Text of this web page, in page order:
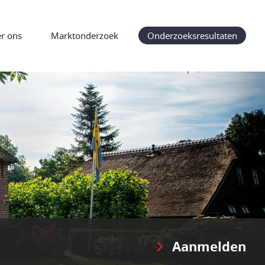
ons Marktonderzoek Onderzoeksresultaten
Aanmelden